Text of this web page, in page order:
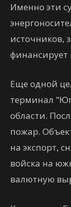
Именно эти
источников,
Еще одной
терминал "Юг
области.
пожар.
на экспорт,
войска на
валютную